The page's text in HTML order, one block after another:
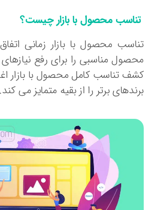
محصول با بازار چیست؟
محصول با بازار زمانی اتفاق
مناسبی را برای رفع نیازهای
تناسب کامل محصول با بازار اغلب
برتر را از بقیه متمایز می کند.